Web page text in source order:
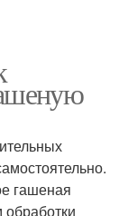
гашеная
обработки